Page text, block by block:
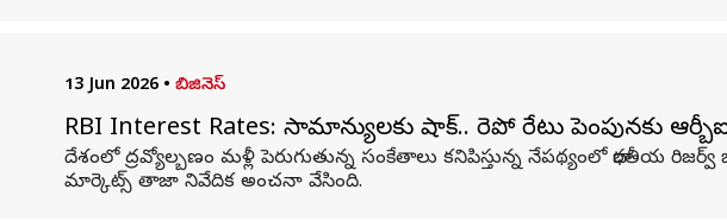
13 Jun 2026 • బిజినెస్
RBI Interest Rates: సామాన్యులకు షాక్.. రెపో రేటు పెంపునకు ఆర్బీఐ
దేశంలో ద్రవ్యోల్బణం మళ్లీ పెరుగుతున్న సంకేతాలు కనిపిస్తున్న నేపథ్యంలో భారతీయ
మార్కెట్స్‌ తాజా నివేదిక అంచనా వేసింది.